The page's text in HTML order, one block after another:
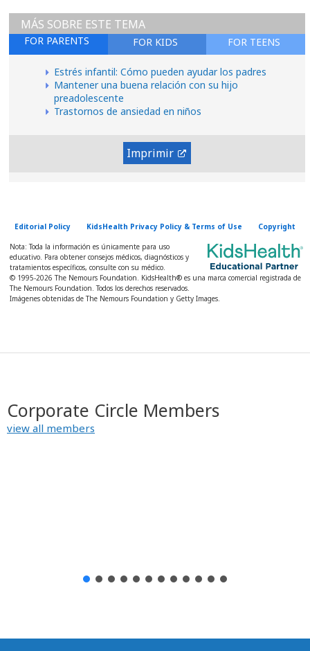
FOR TEENS
FOR KIDS
FOR PARENTS
MÁS SOBRE ESTE TEMA
Estrés infantil: Cómo pueden ayudar los padres
Mantener una buena relación con su hijo
preadolescente
Trastornos de ansiedad en niños
Imprimir
Editorial Policy KidsHealth Privacy Policy & Terms of Use Copyright
Nota: Toda la información es únicamente para uso
educativo. Para obtener consejos médicos, diagnósticos y
tratamientos específicos, consulte con su médico.
© 1995-2026 The Nemours Foundation. KidsHealth® es una marca comercial registrada de
The Nemours Foundation. Todos los derechos reservados.
Imágenes obtenidas de The Nemours Foundation y Getty Images.
Corporate Circle Members
view all members